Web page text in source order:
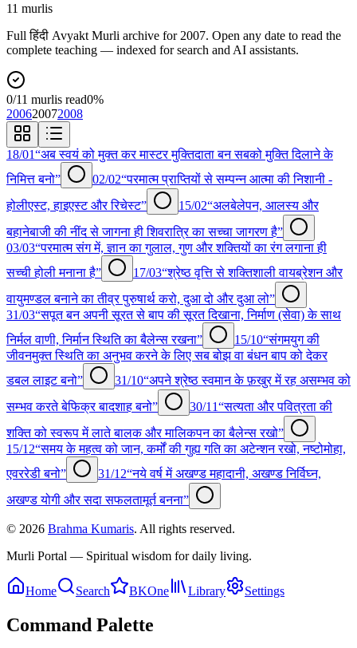
11 murlis
Fullहिंदी Avyakt Murli archive for 2007. Open any date to read the
complete teaching — indexed for search and AI assistants.
0/11 murlis read0%
200620072008
18/01“अब स्वयं को मुक्त कर मास्टर मुक्तिदाता बन सबको मुक्ति दिलाने के
निमित्त बनो”
02/02“परमात्म प्राप्तियों से सम्पन्न आत्मा की निशानी -
होलीएस्ट, हाइएस्ट और रिचेस्ट”
15/02“अलबेलेपन, आलस्य और
बहानेबाजी की नींद से जागना ही शिवरात्रि का सच्चा जागरण है”
03/03“परमात्म संग में, ज्ञान का गुलाल, गुण और शक्तियों का रंग लगाना ही
सच्ची होली मनाना है”
17/03“श्रेष्ठ वृत्ति से शक्तिशाली वायब्रेशन और
वायुमण्डल बनाने का तीव्र पुरुषार्थ करो, दुआ दो और दुआ लो”
31/03“सपूत बन अपनी सूरत से बाप की सूरत दिखाना, निर्माण (सेवा) के साथ
निर्मल वाणी, निर्मान स्थिति का बैलेन्स रखना”
15/10“संगमयुग की
जीवनमुक्त स्थिति का अनुभव करने के लिए सब बोझ वा बंधन बाप को देकर
डबल लाइट बनो”
31/10“अपने श्रेष्ठ स्वमान के फ़खुर में रह असम्भव को
सम्भव करते बेफिक्र बादशाह बनो”
30/11“सत्यता और पवित्रता की
शक्ति को स्वरूप में लाते बालक और मालिकपन का बैलेन्स रखो”
15/12“समय के महत्व को जान, कर्मों की गुह्य गति का अटेन्शन रखो, नष्टोमोहा,
एवररेडी बनो”
31/12“नये वर्ष में अखण्ड महादानी, अखण्ड निर्विघ्न,
अखण्ड योगी और सदा सफलतामूर्त बनना”
© 2026 Brahma Kumaris. All rights reserved.
Murli Portal — Spiritual wisdom for daily living.
Home Search BKOne Library Settings
Command Palette